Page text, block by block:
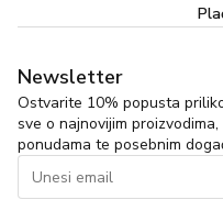
Newsletter
Ostvarite 10% popusta
sve o najnovijim
ponudama te posebnim